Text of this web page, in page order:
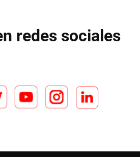
redes sociales